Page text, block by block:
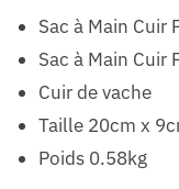
Sac à Main Cuir
Sac à Main Cuir
Cuir de vache
Taille 20cm x
Poids 0.58kg